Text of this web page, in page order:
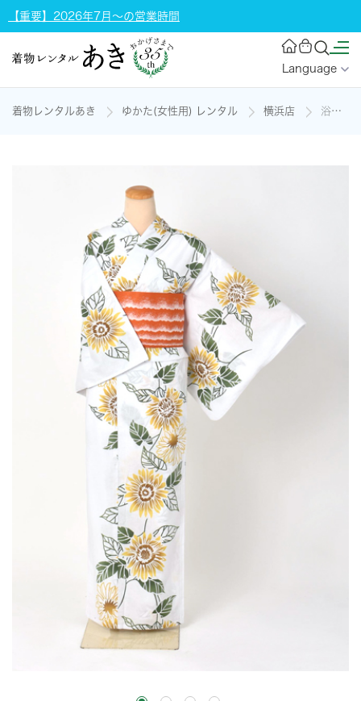
【重要】2026年7月～の営業時間
Language
着物レンタルあき ゆかた(女性用) レンタル 横浜店 浴衣（白×向日葵）の着物レンタル